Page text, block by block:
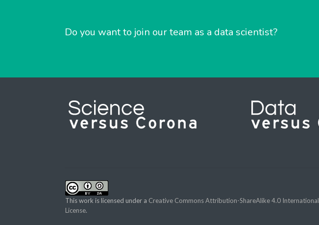
Do you want to join our team as a data scientist?
This work is licensed under a Creative Commons Attribution-ShareAlike 4.0 International
License.